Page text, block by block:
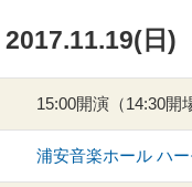
2017.11.19(日)
15:00開演（14:30開
浦安音楽ホール ハー